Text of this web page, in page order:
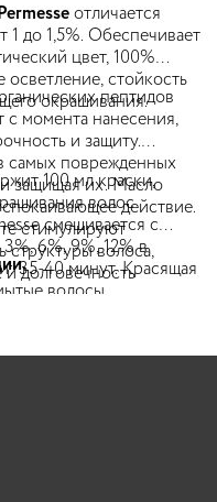
отличается
до 1,5%. Обеспечивает
цвет, 100%
стойкость
окрашивания.
пептидов
с момента нанесения,
и защиту.
самых поврежденных
и защищая их. Масло
действие.
стимулируют
структуры волоса,
долговечность
100 мл краски,
волос
смешивается с
6%, 9%, 12% в
35-40 минут. Красящая
волосы.